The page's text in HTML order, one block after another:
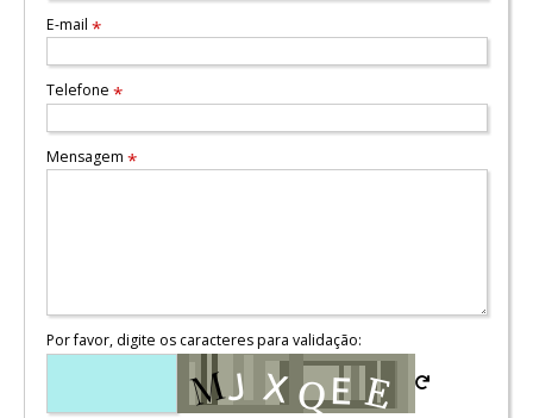
E-mail *
Telefone *
Mensagem *
Por favor, digite os caracteres para validação: